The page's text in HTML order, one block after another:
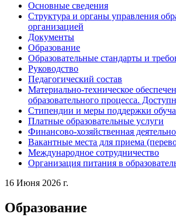
Основные сведения
Структура и органы управления
организацией
Документы
Образование
Образовательные стандарты и
Руководство
Педагогический состав
Материально-техническое
образовательного процесса.
Стипендии и меры поддержки
Платные образовательные услуги
Финансово-хозяйственная
Вакантные места для приема
Международное сотрудничество
Организация питания в
16 Июня 2026 г.
Образование